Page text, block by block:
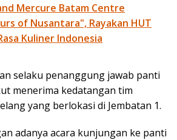
Mercure Batam Centre
of Nusantara", Rayakan HUT
Kuliner Indonesia
selaku penanggung jawab panti
menerima kedatangan tim
yang berlokasi di Jembatan 1.
adanya acara kunjungan ke panti